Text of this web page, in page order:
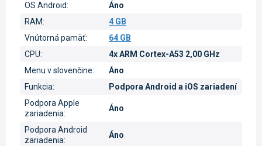
OS Android:
Áno
RAM:
4 GB
Vnútorná pamäť:
64 GB
CPU:
4x ARM Cortex-A53 2,00 GHz
Menu v slovenčine:
Áno
Funkcia:
Podpora Android a iOS zariadení
Podpora Apple
zariadenia:
Áno
Podpora Android
zariadenia:
Áno